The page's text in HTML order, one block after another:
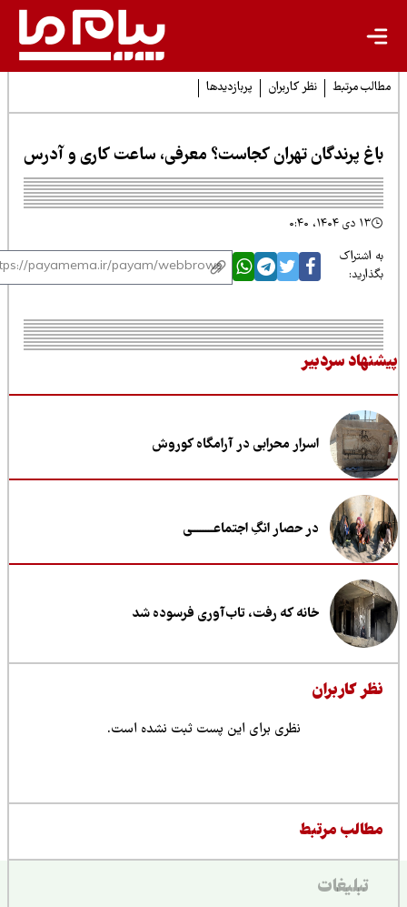
مرتبط نظر کاربران پربازدیدها
پرندگان تهران کجاست؟ معرفی، ساعت کاری و آدرس
اشتراک
سردبیر
اسرار محرابی در آرامگاه کوروش
در حصار انگِ اجتماعــــــــی
خانه که رفت، تاب‌آوری فرسوده شد
کاربران
نظری برای این پست ثبت نشده است.
مرتبط
تبلیغات